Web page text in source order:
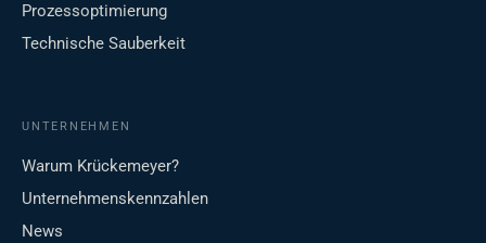
Prozessoptimierung
Technische Sauberkeit
UNTERNEHMEN
Warum Krückemeyer?
Unternehmenskennzahlen
News